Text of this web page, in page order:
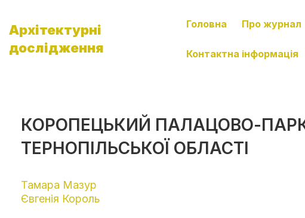
Архітектурні
дослідження
Головна Про журнал
Контактна інформація
КОРОПЕЦЬКИЙ ПАЛАЦОВО-
ТЕРНОПІЛЬСЬКОЇ ОБЛАСТІ
Тамара Мазур
Євгенія Король